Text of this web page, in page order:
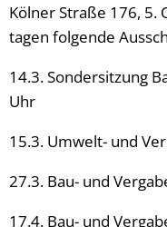
Kölner Straße 176, 5.
tagen folgende
14.3. Sondersitzung
Uhr
15.3. Umwelt- und
27.3. Bau- und
17.4. Bau- und